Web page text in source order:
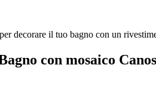
decorare il tuo bagno con un
con mosaico